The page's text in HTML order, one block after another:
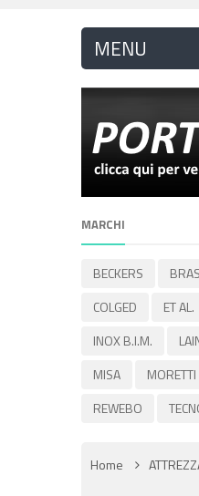
MARCHI
BECKERS BRAS
COLGED
ET AL.
INOX B.I.M.
MISA
REWEBO
Home